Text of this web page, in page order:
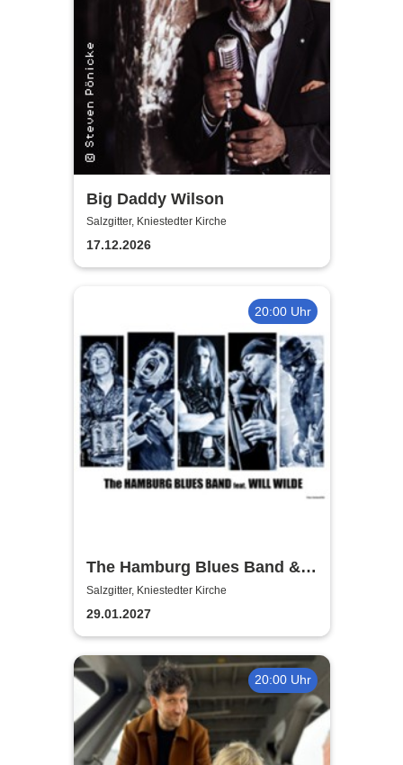
Big Daddy Wilson
Salzgitter, Kniestedter Kirche
17.12.2026
20:00 Uhr
The Hamburg Blues Band &
Friends
Salzgitter, Kniestedter Kirche
29.01.2027
20:00 Uhr